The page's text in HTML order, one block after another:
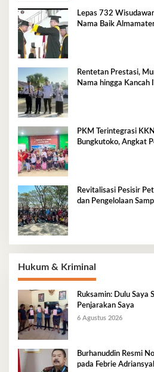
Lepas 732
Nama Baik
Rentetan Prestasi,
Nama hingga Kancah
PKM Terintegrasi
Bungkutoko, Angkat
Revitalisasi Pesisir
dan Pengelolaan
Hukum & Kriminal
Ruksamin: Dulu Saya
Penjarakan Saya
6 Agustus 2026
Burhanuddin Resmi
pada Febrie